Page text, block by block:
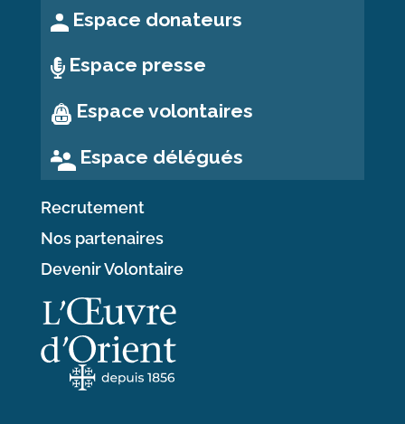
Espace donateurs
Espace presse
Espace volontaires
Espace délégués
Recrutement
Nos partenaires
Devenir Volontaire